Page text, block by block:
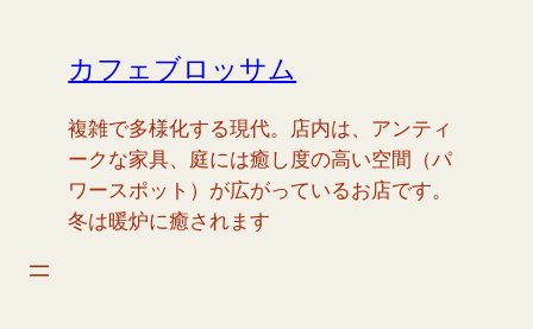
カフェブロッサム
複雑で多様化する現代。店内は、アンティ
ークな家具、庭には癒し度の高い空間（パ
ワースポット）が広がっているお店です。
冬は暖炉に癒されます